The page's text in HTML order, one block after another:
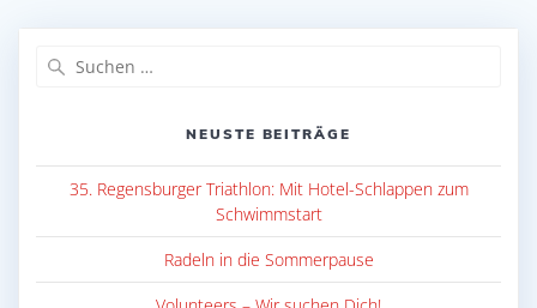
NEUSTE BEITRÄGE
35. Regensburger Triathlon: Mit Hotel-Schlappen zum
Schwimmstart
Radeln in die Sommerpause